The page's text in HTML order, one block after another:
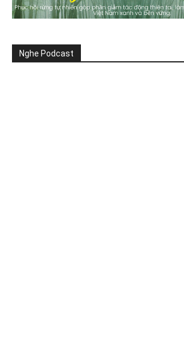
Nghe Podcast